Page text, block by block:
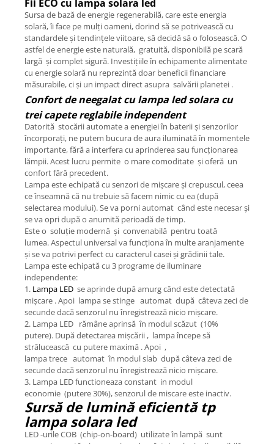
Fii ECO cu lampa solara led
Sursa de bază de energie regenerabilă, care este energia
solară, îi face pe mulți oameni, dorind să se potrivească cu
standardele și tendințele viitoare, să decidă să o folosească. O
astfel de energie este naturală, gratuită, disponibilă pe scară
largă și complet sigură. Investițiile în echipamente alimentate
cu energie solară nu reprezintă doar beneficii financiare
măsurabile, ci și un impact direct asupra salvării planetei .
Confort de neegalat cu lampa led solara cu
trei capete reglabile independent
Datorită stocării automate a energiei în baterii și senzorilor
încorporați, ne putem bucura de aura iluminată în momentele
importante, fără a interfera cu aprinderea sau funcționarea
lămpii. Acest lucru permite o mare comoditate și oferă un
confort fără precedent.
Lampa este echipată cu senzori de mișcare și crepuscul, ceea
ce înseamnă că nu trebuie să facem nimic cu ea (după
selectarea modului). Se va porni automat când este necesar și
se va opri după o anumită perioadă de timp.
Este o soluție modernă și convenabilă pentru toată
lumea. Aspectul universal va funcționa în multe aranjamente
și se va potrivi perfect cu caracterul casei și grădinii tale.
Lampa este echipată cu 3 programe de iluminare
independente:
1. Lampa LED se aprinde după amurg când este detectată
mișcare . Apoi lampa se stinge automat după câteva zeci de
secunde dacă senzorul nu înregistrează nicio mișcare.
2. Lampa LED rămâne aprinsă în modul scăzut (10%
putere). După detectarea mișcării , lampa începe să
strălucească cu putere maximă . Apoi ,
lampa trece automat în modul slab după câteva zeci de
secunde dacă senzorul nu înregistrează nicio mișcare.
3. Lampa LED functioneaza constant in modul
economie (putere 30%), senzorul de miscare este inactiv.
Sursă de lumină eficientă tp
lampa solara led
LED -urile COB (chip-on-board) utilizate în lampă sunt